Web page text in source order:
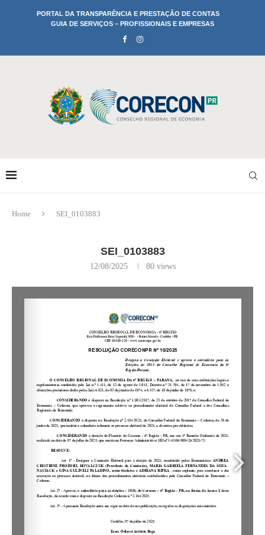
PORTAL DA TRANSPARÊNCIA E PRESTAÇÃO DE CONTAS
GUIA DE SERVIÇOS – PROFISSIONAIS E EMPRESAS
Home SEI_0103883
SEI_0103883
12/08/2025 80views